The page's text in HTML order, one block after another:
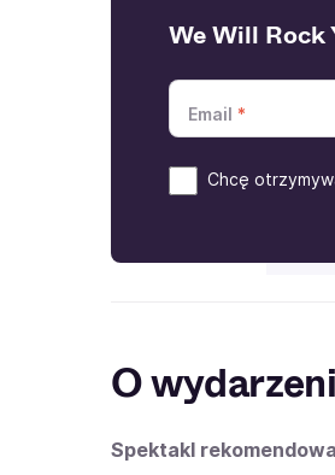
We Will Rock
Email
Chcę
O
Spektakl